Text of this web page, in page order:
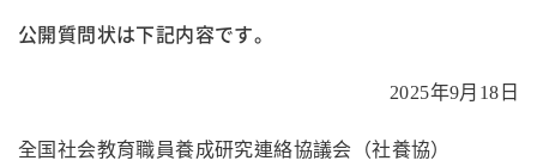
公開質問状は下記内容です。
2025年9月 18 日
全国社会教育職員養成研究連絡協議会（社養協）